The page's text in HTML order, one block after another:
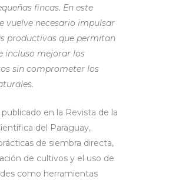
fincas. En este
vuelve necesario impulsar
productivas que permitan
incluso mejorar los
sin comprometer los
publicado en la Revista de la
del Paraguay,
de siembra directa,
de cultivos y el uso de
como herramientas